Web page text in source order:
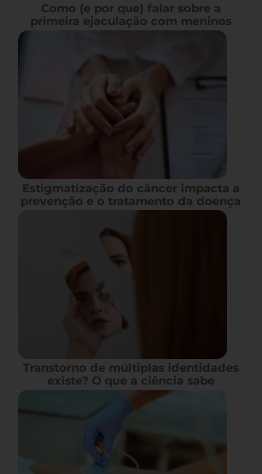
Como (e por que) falar sobre a
primeira ejaculação com meninos
Estigmatização do câncer impacta a
prevenção e o tratamento da doença
Transtorno de múltiplas identidades
existe? O que a ciência sabe